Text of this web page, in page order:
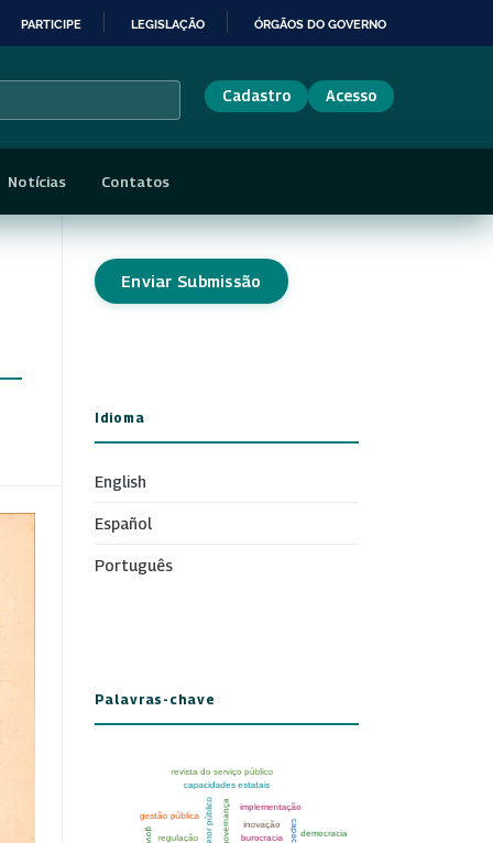
PARTICIPE LEGISLAÇÃO ÓRGÃOS DO GOVERNO
Cadastro Acesso
Notícias Contatos
Enviar Submissão
Idioma
English
Español
Português
Palavras-chave